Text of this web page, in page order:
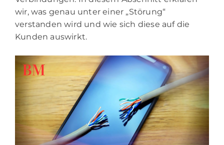
wir, was genau unter einer „Störung“
verstanden wird und wie sich diese auf die
Kunden auswirkt.